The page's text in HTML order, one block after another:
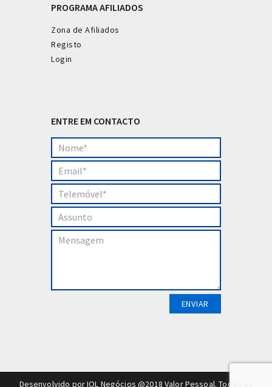
PROGRAMA AFILIADOS
Zona de Afiliados
Registo
Login
ENTRE EM CONTACTO
Desenvolvido por IOL Negócios @2018 Valor Pessoal. Todos os